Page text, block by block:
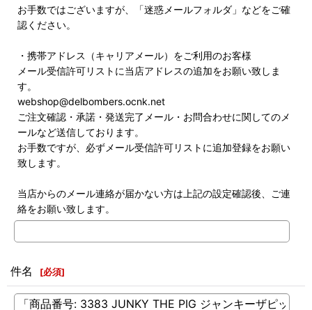
お手数ではございますが、「迷惑メールフォルダ」などをご確
認ください。
・携帯アドレス（キャリアメール）をご利用のお客様
メール受信許可リストに当店アドレスの追加をお願い致しま
す。
webshop@delbombers.ocnk.net
ご注文確認・承諾・発送完了メール・お問合わせに関してのメ
ールなど送信しております。
お手数ですが、必ずメール受信許可リストに追加登録をお願い
致します。
当店からのメール連絡が届かない方は上記の設定確認後、ご連
絡をお願い致します。
件名 [必須]